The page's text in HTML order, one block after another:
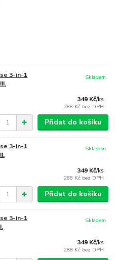
3-in-1
349 Kč/ks
288 Kč bez DPH
Skladem
Přidat do košíku
3-in-1
349 Kč/ks
288 Kč bez DPH
Skladem
Přidat do košíku
3-in-1
349 Kč/ks
288 Kč bez DPH
Skladem